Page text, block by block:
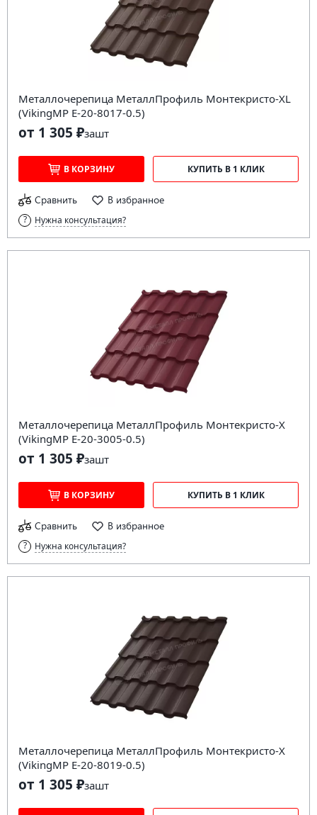
Металлочерепица МеталлПрофиль Монтекристо-XL
(VikingMP E-20-8017-0.5)
от 1 305 ₽зашт
В КОРЗИНУ КУПИТЬ В 1 КЛИК
Сравнить В избранное
Нужна консультация?
Металлочерепица МеталлПрофиль Монтекристо-X
(VikingMP E-20-3005-0.5)
от 1 305 ₽зашт
В КОРЗИНУ КУПИТЬ В 1 КЛИК
Сравнить В избранное
Нужна консультация?
Металлочерепица МеталлПрофиль Монтекристо-X
(VikingMP E-20-8019-0.5)
от 1 305 ₽зашт